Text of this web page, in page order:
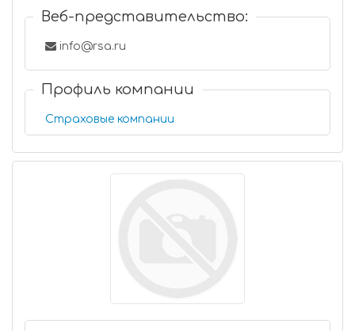
Веб-представительство:
info@rsa.ru
Профиль компании
Страховые компании